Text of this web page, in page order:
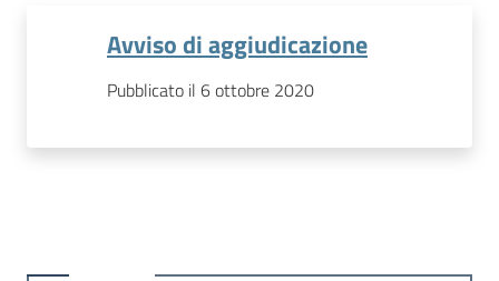
Avviso di aggiudicazione
Pubblicato il 6 ottobre 2020